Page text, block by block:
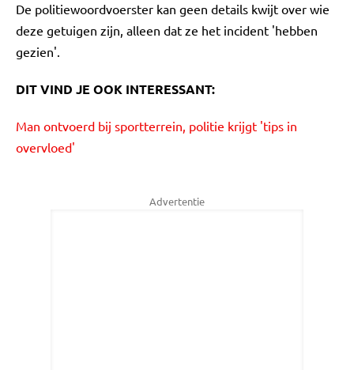
De politiewoordvoerster kan geen details kwijt over wie
deze getuigen zijn, alleen dat ze het incident 'hebben
gezien'.
DIT VIND JE OOK INTERESSANT:
Man ontvoerd bij sportterrein, politie krijgt 'tips in
overvloed'
Advertentie